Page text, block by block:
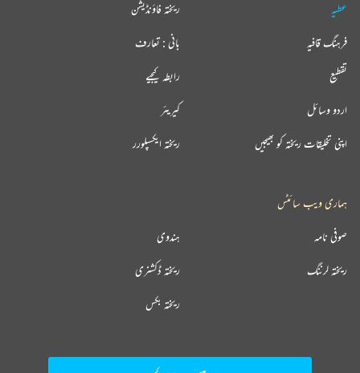
عطیہ
فرہنگ قافیہ
تقطیع
اردو وسائل
اپنی تخلیقات ریختہ کو بھیجیں
ریختہ فاؤنڈیشن
بانی : تعارف
رابطہ کیجیے
کیریئر
ریختہ ایکسپلورر
ہماری ویب سائٹس
ہندوی صوفی نامہ
ریختہ ڈکشنری ریختہ لرننگ
ریختہ بکس